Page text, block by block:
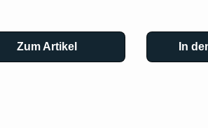
Zum Artikel In